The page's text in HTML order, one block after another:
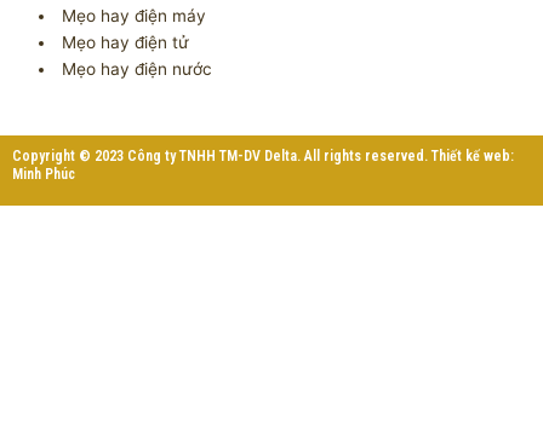
Mẹo hay điện máy
Mẹo hay điện tử
Mẹo hay điện nước
Copyright © 2023 Công ty TNHH TM-DV Delta. All rights reserved. Thiết kế web:
Minh Phúc